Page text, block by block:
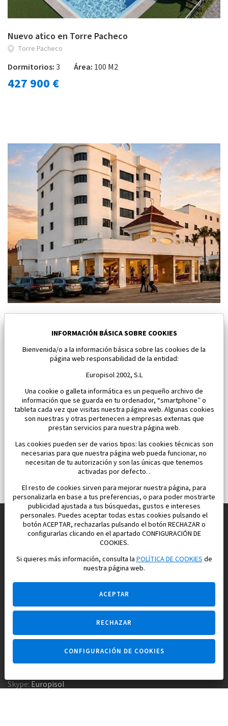
Nuevo atico en Torre Pacheco
Torre Pacheco
Dormitorios:3 Área: 100 M2
427 900 €
Los Alcazares
Dormitorios:1 Área:44 M2
143 000 €
Construimos y vendemos propiedades
para su vida feliz en España
Agencia inmobiliaria +34 647 173 382
Empresa constructora +34 607 961 116
Skype: Europisol
INFORMACIÓN BÁSICA SOBRE COOKIES
Bienvenida/o a la información básica sobre las cookies de la
página web responsabilidad de la entidad:
Europisol 2002, S.L
Una cookie o galleta informática es un pequeño archivo de
información que se guarda en tu ordenador, “smartphone” o
tableta cada vez que visitas nuestra página web. Algunas cookies
son nuestras y otras pertenecen a empresas externas que
prestan servicios para nuestra página web.
Las cookies pueden ser de varios tipos: las cookies técnicas son
necesarias para que nuestra página web pueda funcionar, no
necesitan de tu autorización y son las únicas que tenemos
activadas por defecto. .
El resto de cookies sirven para mejorar nuestra página, para
personalizarla en base a tus preferencias, o para poder mostrarte
publicidad ajustada a tus búsquedas, gustos e intereses
personales. Puedes aceptar todas estas cookies pulsando el
botón ACEPTAR, rechazarlas pulsando el botón RECHAZAR o
configurarlas clicando en el apartado CONFIGURACIÓN DE
COOKIES.
Si quieres más información, consulta laPOLÍTICA DE COOKIESde
nuestra página web.
ACEPTAR
RECHAZAR
CONFIGURACIÓN DE COOKIES